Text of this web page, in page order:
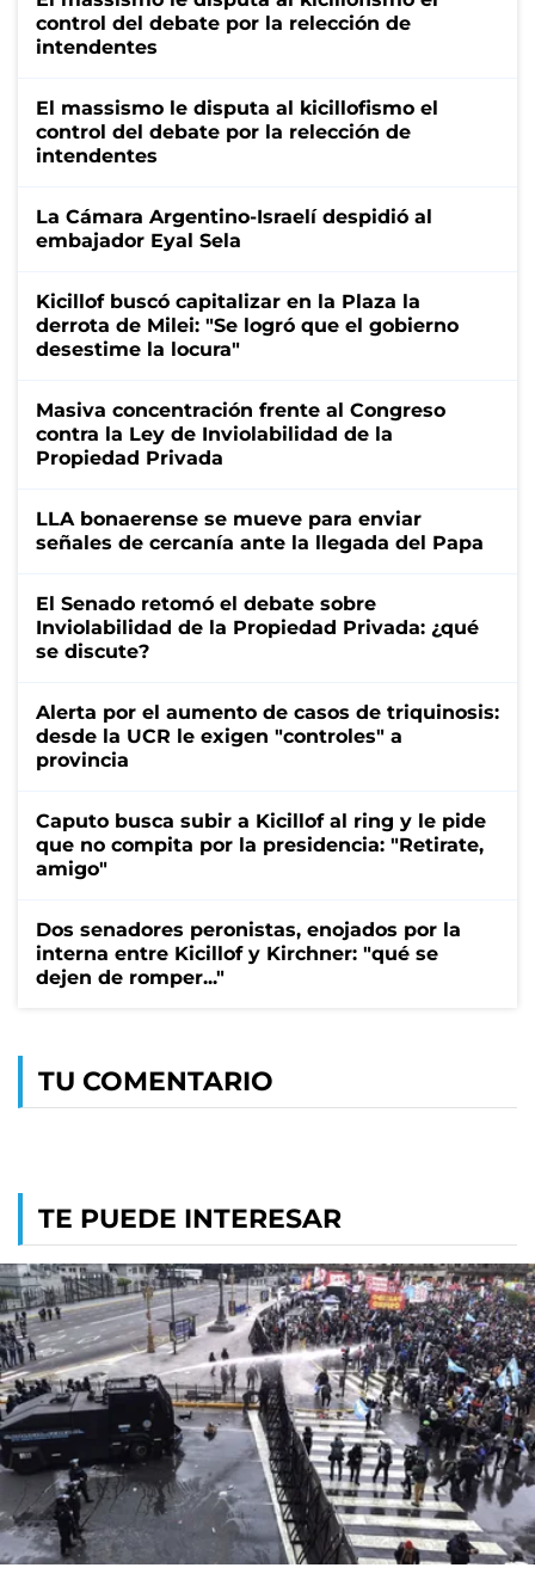
control del debate por la relección de
intendentes
El massismo le disputa al kicillofismo el
control del debate por la relección de
intendentes
La Cámara Argentino-Israelí despidió al
embajador Eyal Sela
Kicillof buscó capitalizar en la Plaza la
derrota de Milei: "Se logró que el gobierno
desestime la locura"
Masiva concentración frente al Congreso
contra la Ley de Inviolabilidad de la
Propiedad Privada
LLA bonaerense se mueve para enviar
señales de cercanía ante la llegada del Papa
El Senado retomó el debate sobre
Inviolabilidad de la Propiedad Privada: ¿qué
se discute?
Alerta por el aumento de casos de triquinosis:
desde la UCR le exigen "controles" a
provincia
Caputo busca subir a Kicillof al ring y le pide
que no compita por la presidencia: "Retirate,
amigo"
Dos senadores peronistas, enojados por la
interna entre Kicillof y Kirchner: "qué se
dejen de romper..."
TU COMENTARIO
TE PUEDE INTERESAR